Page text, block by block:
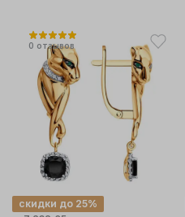
0 отзывов
скидки до 25%